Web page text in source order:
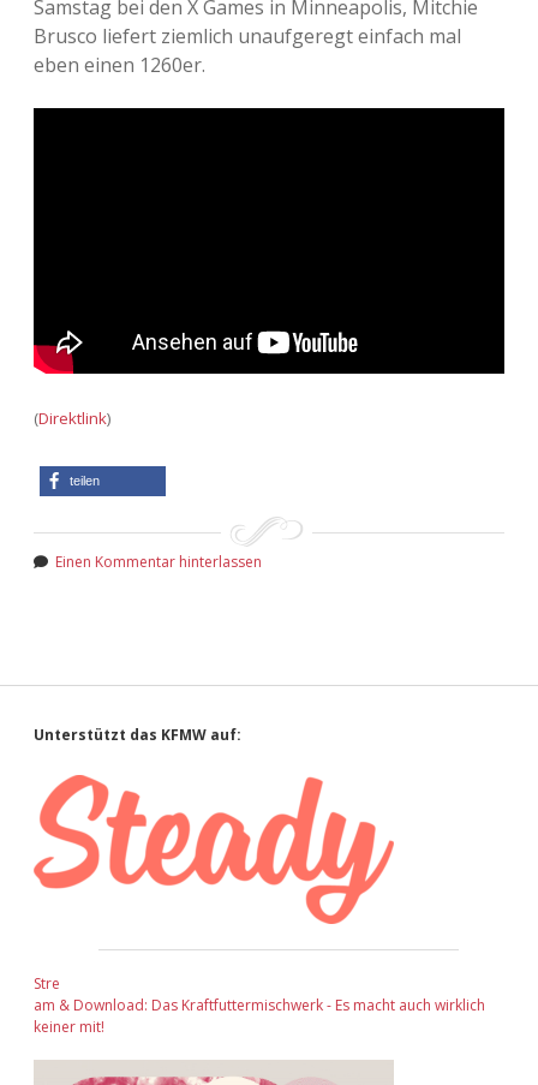
Visuelles
Adventskalender 2013
Adventskalender 2018
Adventskalender 2022
Samstag bei den X Games in Minneapolis, Mitchie
Brusco liefert ziemlich unaufgeregt einfach mal
eben einen 1260er.
(Direktlink)
teilen
Einen Kommentar hinterlassen
Sidebar
Unterstützt das KFMW auf:
Stre
am & Download: Das Kraftfuttermischwerk - Es macht auch wirklich
keiner mit!